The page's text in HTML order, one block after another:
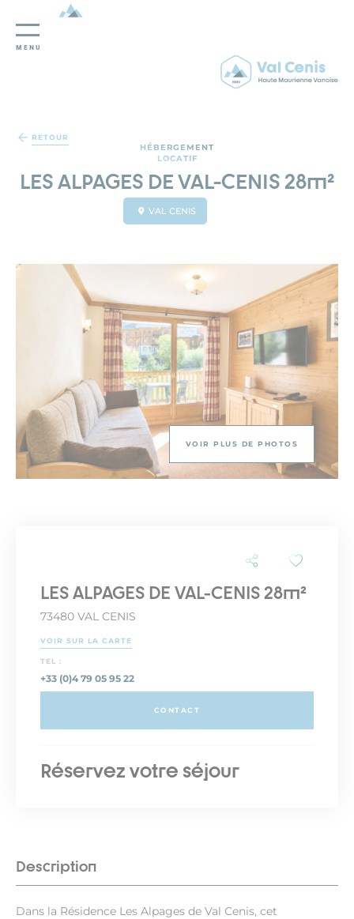
MENU
RETOUR
HÉBERGEMENT
LOCATIF
LES ALPAGES DE VAL-CENIS 28m²
VAL CENIS
VOIR PLUS DE PHOTOS
Description
Dans la Résidence Les Alpages de Val Cenis, cet
LES ALPAGES DE VAL-CENIS 28m²
73480 VAL CENIS
VOIR SUR LA CARTE
TEL :
+33 (0)4 79 05 95 22
CONTACT
Réservez votre séjour